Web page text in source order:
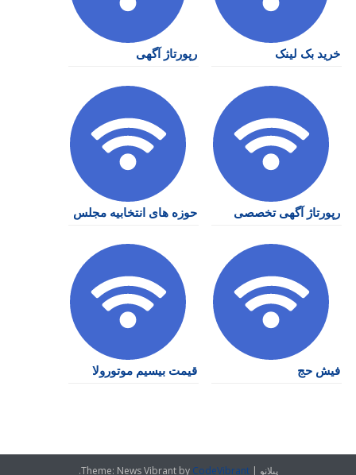
خرید بک لینک رپورتاژ آگهی
رپورتاژ آگهی تخصصی حوزه های انتخابیه مجلس
فیش حج قیمت بیسیم موتورولا
پیلانو |
Theme: News Vibrant by CodeVibrant
.